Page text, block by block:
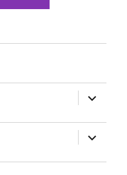
anzeigen
anzeigen